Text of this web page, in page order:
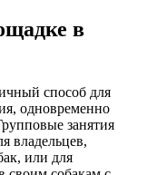
в
способ для
одновременно
занятия
владельцев,
или для